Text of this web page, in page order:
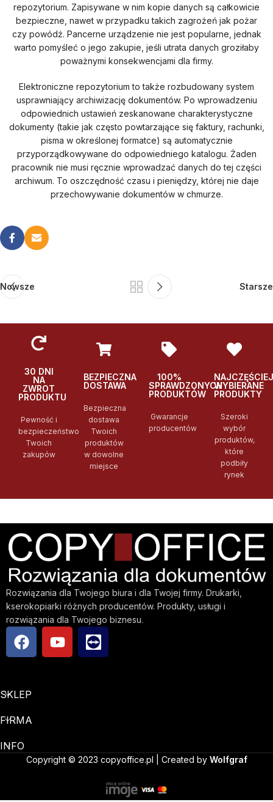
repozytorium. Zapisywane w nim kopie danych są całkowicie
bezpieczne, nawet w przypadku takich zagrożeń jak pożar
czy powódź. Pancerne urządzenie nie jest popularne, jednak
warto pomyśleć o jego zakupie, jeśli utrata danych groziłaby
poważnymi konsekwencjami dla firmy.
Elektroniczne repozytorium to także rozbudowany system
usprawniający archiwizację dokumentów. Po wprowadzeniu
odpowiednich ustawień zeskanowane charakterystyczne
dokumenty (takie jak często powtarzające się faktury, rachunki,
pisma w określonej formatce) są automatycznie
przyporządkowywane do odpowiedniego katalogu. Żaden
pracownik nie musi ręcznie wprowadzać danych do tej części
archiwum. To oszczędność czasu i pieniędzy, której nie daje
przechowywanie dokumentów w chmurze.
Nowsze Starsze
30 DNI
NA
ZWROT
PRODUKTU
Pewność i
bezpieczeństwo
Twoich
zakupów
BEZPIECZNA
DOSTAWA
Bezpieczna
dostawa
Twoich
produktów
w dowolne
miejsce
100%
SPRAWDZONYCH
PRODUKTÓW
Gwarancje
producentów
NAJCZĘŚCIEJ
WYBIERANE
PRODUKTY
Szeroki
wybór
produktów,
które
podbiły
rynek
Rozwiązania dla Twojego biura i dla Twojej firmy. Drukarki,
kserokopiarki różnych producentów. Produkty, usługi i
rozwiązania dla Twojego biznesu.
SKLEP
FIRMA
INFO
Copyright © 2023 copyoffice.pl | Created by Wolfgraf